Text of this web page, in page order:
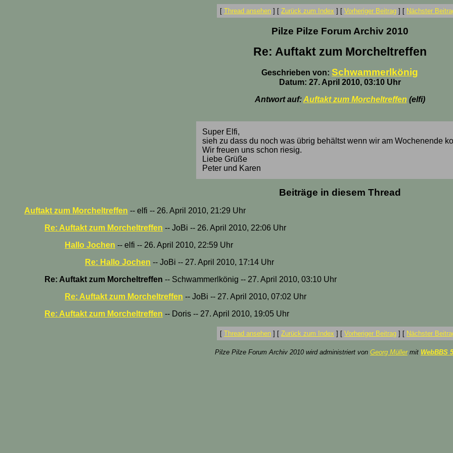
[ Thread ansehen ] [ Zurück zum Index ] [ Vorheriger Beitrag ] [ Nächster
Pilze Pilze Forum Archiv 2010
Re: Auftakt zum Morcheltreffen
Geschrieben von: Schwammerlkönig
Datum: 27. April 2010, 03:10 Uhr
Antwort auf:Auftakt zum Morcheltreffen (elfi)
Super Elfi,
sieh zu dass du noch was übrig behältst wenn wir am Wochenende
Wir freuen uns schon riesig.
Liebe Grüße
Peter und Karen
Beiträge in diesem Thread
Auftakt zum Morcheltreffen -- elfi -- 26. April 2010, 21:29 Uhr
Re: Auftakt zum Morcheltreffen -- JoBi -- 26. April 2010, 22:06 Uhr
Hallo Jochen -- elfi -- 26. April 2010, 22:59 Uhr
Re: Hallo Jochen -- JoBi -- 27. April 2010, 17:14 Uhr
Re: Auftakt zum Morcheltreffen -- Schwammerlkönig -- 27. April 2010, 03:10 Uhr
Re: Auftakt zum Morcheltreffen -- JoBi -- 27. April 2010, 07:02 Uhr
Re: Auftakt zum Morcheltreffen -- Doris -- 27. April 2010, 19:05 Uhr
[ Thread ansehen ] [ Zurück zum Index ] [ Vorheriger Beitrag ] [ Nächster
Pilze Pilze Forum Archiv 2010 wird administriert von Georg Müllermit WebBBS